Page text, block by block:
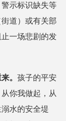
示标识缺失等
道）或有关部
一场悲剧的发
。孩子的平安
你我做起，从
水的安全堤